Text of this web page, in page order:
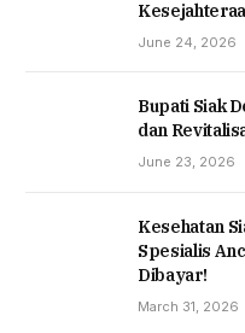
June 24, 2026
Bupati Siak
dan
June 23, 2026
Kesehatan
Spesialis
Dibayar!
March 31, 2026